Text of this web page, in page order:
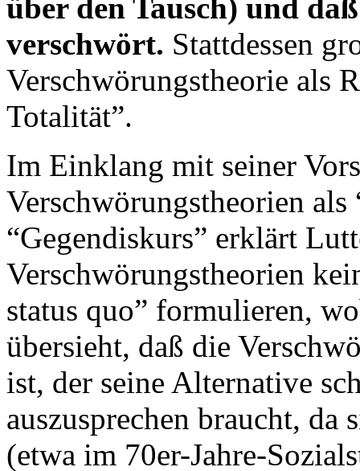
über den Tausch) und
verschwört. Stattdessen
Verschwörungstheorie als
Totalität”.
Im Einklang mit seiner
Verschwörungstheorien
“Gegendiskurs” erklärt
Verschwörungstheorien
status quo” formulieren,
übersieht, daß die
ist, der seine Alternative
auszusprechen braucht, da
(etwa im 70er-Jahre-